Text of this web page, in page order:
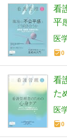
看
平
頼
ント
医
0
看
た
を
性
医
0